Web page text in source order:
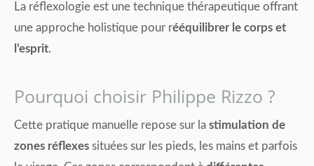
La réflexologie est une technique thérapeutique offrant
une approche holistique pour rééquilibrer le corps et
l’esprit.
Pourquoi choisir Philippe Rizzo ?
Cette pratique manuelle repose sur la stimulation de
zones réflexes situées sur les pieds, les mains et parfois